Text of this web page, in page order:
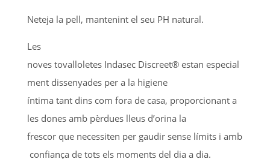
Neteja la pell, mantenint el seu PH natural.
Les
noves tovalloletes Indasec Discreet® estan especial
ment dissenyades per a la higiene
íntima tant dins com fora de casa, proporcionant a
les dones amb pèrdues lleus d’orina la
frescor que necessiten per gaudir sense límits i amb
confiança de tots els moments del dia a dia.